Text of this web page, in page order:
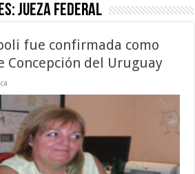
jueza federal
fue confirmada como
Concepción del Uruguay